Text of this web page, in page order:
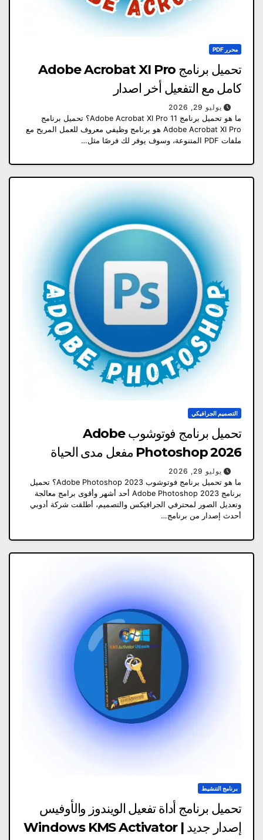
محرر PDF
تحميل برنامج Adobe Acrobat XI Pro
كامل مع التفعيل أخر اصدار
يوليو 29, 2026
ما هو تحميل برنامج Adobe Acrobat XI Pro 11؟ تحميل برنامج
Adobe Acrobat XI Pro هو برنامج وظيفي معروف للعمل المريح مع
ملفات PDF المتنوعة، وسوف يوفر لك فرصًا مثل…
التصميم الجرافيكي
تحميل برنامج فوتوشوب Adobe
Photoshop 2026 مفعل مدى الحياة
يوليو 29, 2026
ما هو تحميل برنامج فوتوشوب Adobe Photoshop 2023؟ تحميل
برنامج Adobe Photoshop 2023 أحد أشهر وأقوى برامج معالجة
وتعديل الصور لمحترفي الجرافيكس والتصميم، أطلقت شركة أدوبي
أحدث إصدار من برنامج…
برنامج التنشيط
تحميل برنامج أداة تفعيل الويندوز والأوفيس
إصدار جديد | Windows KMS Activator